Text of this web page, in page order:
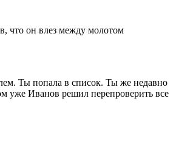
что он влез между молотом
Ты попала в список. Ты же недавно
уже Иванов решил перепроверить все